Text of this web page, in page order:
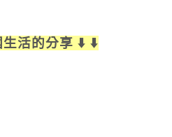
活的分享 ⬇️ ⬇️